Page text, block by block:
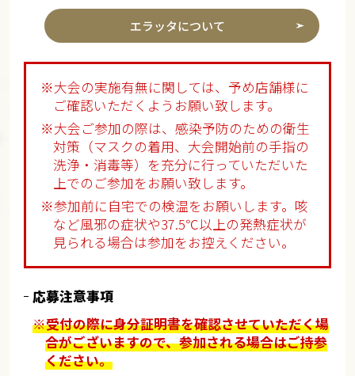
エラッタについて
※大会の実施有無に関しては、予め店舗様に
ご確認いただくようお願い致します。
※大会ご参加の際は、感染予防のための衛生
対策（マスクの着用、大会開始前の手指の
洗浄・消毒等）を充分に行っていただいた
上でのご参加をお願い致します。
※参加前に自宅での検温をお願いします。咳
など風邪の症状や37.5℃以上の発熱症状が
見られる場合は参加をお控えください。
応募注意事項
※受付の際に身分証明書を確認させていただく場
合がございますので、参加される場合はご持参
ください。